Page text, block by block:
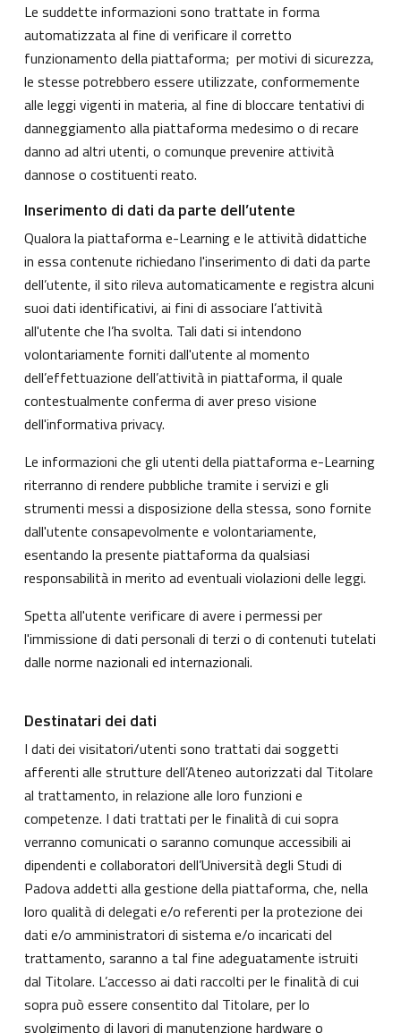
Le suddette informazioni sono trattate in forma
automatizzata al fine di verificare il corretto
funzionamento della piattaforma; per motivi di sicurezza,
le stesse potrebbero essere utilizzate, conformemente
alle leggi vigenti in materia, al fine di bloccare tentativi di
danneggiamento alla piattaforma medesimo o di recare
danno ad altri utenti, o comunque prevenire attività
dannose o costituenti reato.
Inserimento di dati da parte dell’utente
Qualora la piattaforma e-Learning e le attività didattiche
in essa contenute richiedano l'inserimento di dati da parte
dell’utente, il sito rileva automaticamente e registra alcuni
suoi dati identificativi, ai fini di associare l’attività
all'utente che l’ha svolta. Tali dati si intendono
volontariamente forniti dall'utente al momento
dell’effettuazione dell’attività in piattaforma, il quale
contestualmente conferma di aver preso visione
dell'informativa privacy.
Le informazioni che gli utenti della piattaforma e-Learning
riterranno di rendere pubbliche tramite i servizi e gli
strumenti messi a disposizione della stessa, sono fornite
dall'utente consapevolmente e volontariamente,
esentando la presente piattaforma da qualsiasi
responsabilità in merito ad eventuali violazioni delle leggi.
Spetta all'utente verificare di avere i permessi per
l'immissione di dati personali di terzi o di contenuti tutelati
dalle norme nazionali ed internazionali.
Destinatari dei dati
I dati dei visitatori/utenti sono trattati dai soggetti
afferenti alle strutture dell’Ateneo autorizzati dal Titolare
al trattamento, in relazione alle loro funzioni e
competenze. I dati trattati per le finalità di cui sopra
verranno comunicati o saranno comunque accessibili ai
dipendenti e collaboratori dell’Università degli Studi di
Padova addetti alla gestione della piattaforma, che, nella
loro qualità di delegati e/o referenti per la protezione dei
dati e/o amministratori di sistema e/o incaricati del
trattamento, saranno a tal fine adeguatamente istruiti
dal Titolare. L’accesso ai dati raccolti per le finalità di cui
sopra può essere consentito dal Titolare, per lo
svolgimento di lavori di manutenzione hardware o